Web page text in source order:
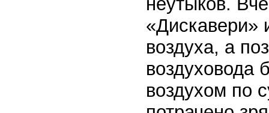
«Дискавери»
воздуха, а
воздуховода
воздухом по